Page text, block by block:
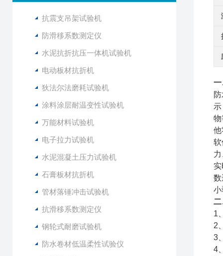
抗震支吊架试验机
防滑移系数测定仪
水泥抗折抗压一体机试验机
电动板材抗折机
狄法尔法磨耗试验机
涂料涂层耐温变性试验机
万能材料试验机
电子拉力试验机
水泥混凝土压力试验机
石膏板材抗折机
管材落锤冲击试验机
抗滑移系数测定仪
钢轮式耐磨试验机
防水卷材低温柔性试验仪
一
物
他
软
数
小
二
1
2
3
4